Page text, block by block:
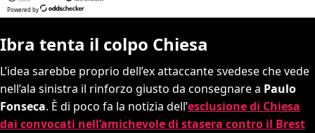
Ibra tenta il colpo Chiesa
L’idea sarebbe proprio dell’ex attaccante svedese che vede
nell’ala sinistra il rinforzo giusto da consegnare a Paulo
Fonseca. È di poco fa la notizia dell’esclusione di Chiesa
dai convocati nell’amichevole di stasera contro il Brest